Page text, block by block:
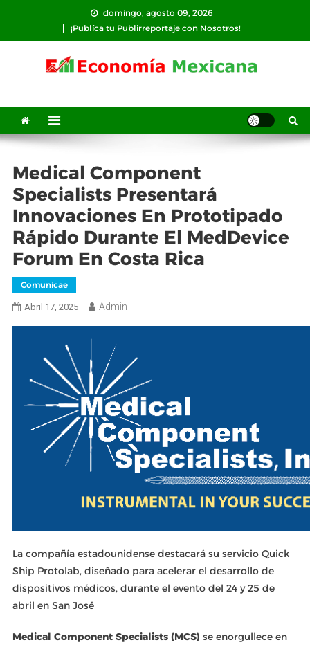
contenido
domingo, agosto 09, 2026
¡Publíca tu Publirreportaje con Nosotros!
Medical Component
Specialists Presentará
Innovaciones En Prototipado
Rápido Durante El MedDevice
Forum En Costa Rica
Comunicae
Abril 17, 2025 Admin
La compañía estadounidense destacará su servicio Quick
Ship Protolab, diseñado para acelerar el desarrollo de
dispositivos médicos, durante el evento del 24 y 25 de
abril en San José
Medical Component Specialists (MCS) se enorgullece en